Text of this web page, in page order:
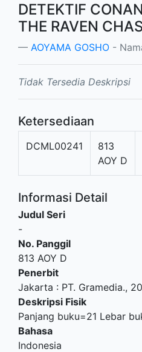
DETEKTIF
THE RAVEN
AOYAMA GOSHO -
Tidak Tersedia Deskripsi
Ketersediaan
DCML00241
813
AOY D
Informasi Detail
Judul Seri
-
No. Panggil
813 AOY D
Penerbit
Jakarta : PT. Gramedia.,
Deskripsi Fisik
Panjang buku=21 Lebar
Bahasa
Indonesia